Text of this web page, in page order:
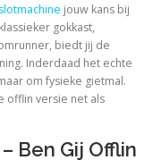
jouw kans bij
gokkast,
biedt jij de
Inderdaad het echte
om fysieke gietmal.
offlin versie net als
Ben Gij Offlin